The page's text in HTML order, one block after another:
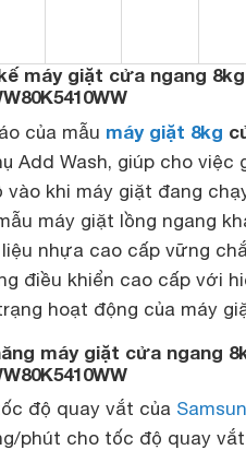
máy giặt cửa ngang
của mẫu máy giặt 8kg
Add Wash, giúp cho
vào khi máy giặt đang
máy giặt lồng ngang
nhựa cao cấp vững
điều khiển cao cấp với
hoạt động của máy
máy giặt cửa ngang
độ quay vắt của
phút cho tốc độ quay